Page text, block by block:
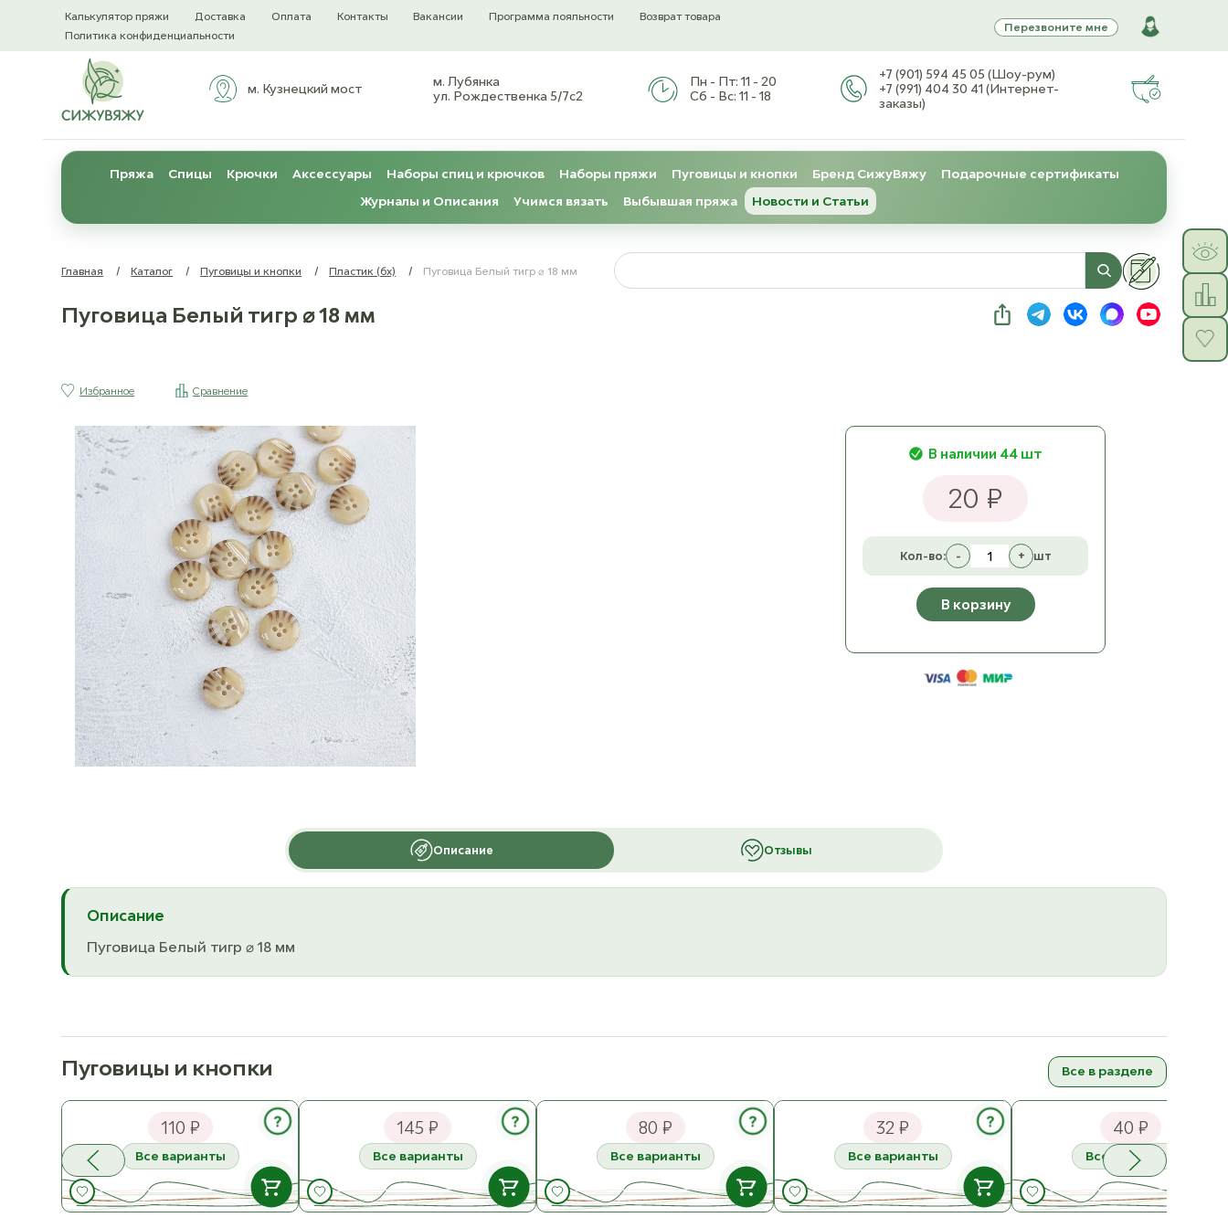
Калькулятор пряжи Доставка Оплата Контакты Вакансии Программа лояльности
Возврат товара
Политика конфиденциальности
Перезвоните мне
м. Кузнецкий мост
м. Лубянка
ул. Рождественка 5/7с2
Пн - Пт: 11 - 20
Сб - Вс: 11 - 18
+7 (901) 594 45 05 (Шоу-рум)
+7 (991) 404 30 41 (Интернет-
заказы)
Пряжа Спицы Крючки Аксессуары Наборы спиц и крючков Наборы пряжи Пуговицы и кнопки Бренд СижуВяжу
Подарочные сертификаты
Журналы и Описания
Учимся вязать Выбывшая пряжа Новости и Статьи
Главная / Каталог / Пуговицы и кнопки / Пластик (бх) / Пуговица Белый тигр ⌀ 18 мм
Пуговица Белый тигр ⌀ 18 мм
Избранное Сравнение
В наличии 44 шт
20 ₽
Кол-во: - + шт
В корзину
Описание Отзывы
Описание
Пуговица Белый тигр ⌀ 18 мм
Пуговицы и кнопки
Все в разделе
Katia Пуговица Кокос в глазури
?
110 ₽
Все варианты
Katia Пуговица Кокос в глазури
?
145 ₽
Все варианты
Blitz Пуговица 17,5 мм (MB 0248)
?
80 ₽
Все варианты
Пуговица Кошачий глаз ⌀ 10 мм
?
32 ₽
Все варианты
Пуговица Шанель, на ножке ⌀
40 ₽
Все варианты